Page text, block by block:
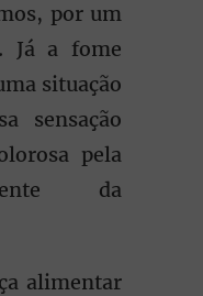
por um
Já a fome
situação
sensação
pela
da
alimentar